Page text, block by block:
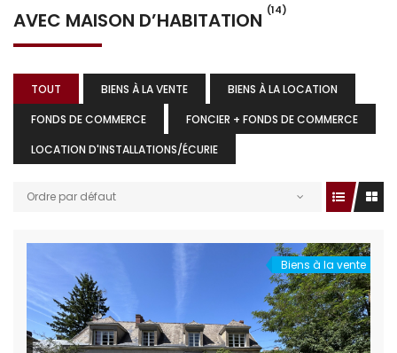
AVEC MAISON D’HABITATION (14)
TOUT BIENS À LA VENTE
BIENS À LA LOCATION
FONDS DE COMMERCE
FONCIER + FONDS DE COMMERCE
LOCATION D'INSTALLATIONS/ÉCURIE
Ordre par défaut
Biens à la vente